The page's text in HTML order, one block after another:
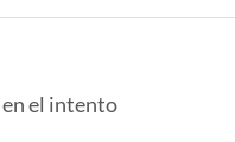
el intento